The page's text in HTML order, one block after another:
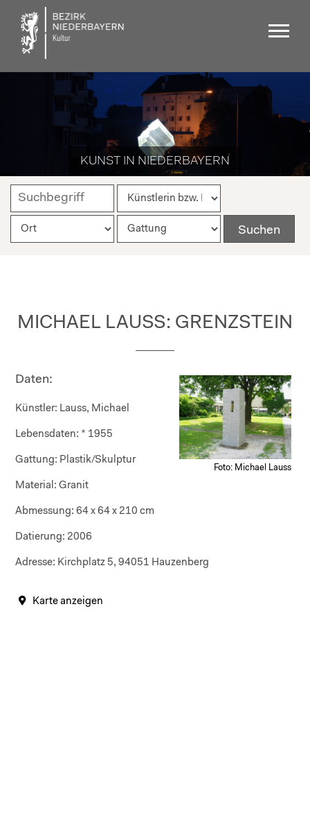
KUNST IN NIEDERBAYERN
MICHAEL LAUSS: GRENZSTEIN
Foto: Michael Lauss
Daten:
Künstler: Lauss, Michael
Lebensdaten: * 1955
Gattung: Plastik/Skulptur
Material: Granit
Abmessung: 64 x 64 x 210 cm
Datierung: 2006
Adresse: Kirchplatz 5, 94051 Hauzenberg
Karte anzeigen